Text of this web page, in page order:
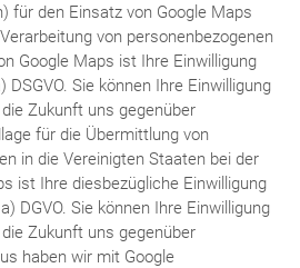
für den Einsatz von Google Maps
von personenbezogenen
Google Maps ist Ihre Einwilligung
Sie können Ihre Einwilligung
Zukunft uns gegenüber
für die Übermittlung von
in die Vereinigten Staaten bei der
ist Ihre diesbezügliche Einwilligung
DGVO. Sie können Ihre Einwilligung
Zukunft uns gegenüber
haben wir mit Google